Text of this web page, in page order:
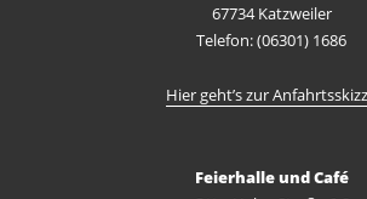
67734 Katzweiler
Telefon: (06301) 1686
Hier geht’s zur
Feierhalle und Café